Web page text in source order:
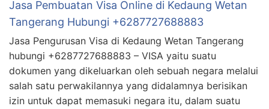
Jasa Pembuatan Visa Online di Kedaung Wetan
Tangerang Hubungi +6287727688883
Jasa Pengurusan Visa di Kedaung Wetan Tangerang
hubungi +6287727688883 – VISA yaitu suatu
dokumen yang dikeluarkan oleh sebuah negara melalui
salah satu perwakilannya yang didalamnya berisikan
izin untuk dapat memasuki negara itu, dalam suatu